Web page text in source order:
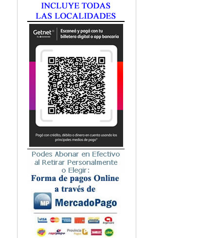
Programación
Psicología
Química
Recursos Humanos
Redes / LAN / WiFi
Sociología